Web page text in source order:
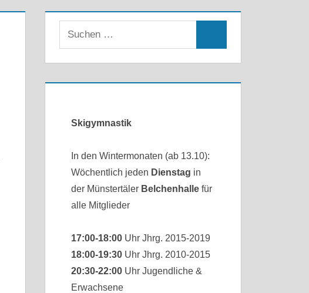
Skigymnastik
In den Wintermonaten (ab 13.10):
Wöchentlich jeden Dienstag in
der Münstertäler Belchenhalle für
alle Mitglieder
17:00-18:00 Uhr Jhrg. 2015-2019
18:00-19:30 Uhr Jhrg. 2010-2015
20:30-22:00 Uhr Jugendliche &
Erwachsene